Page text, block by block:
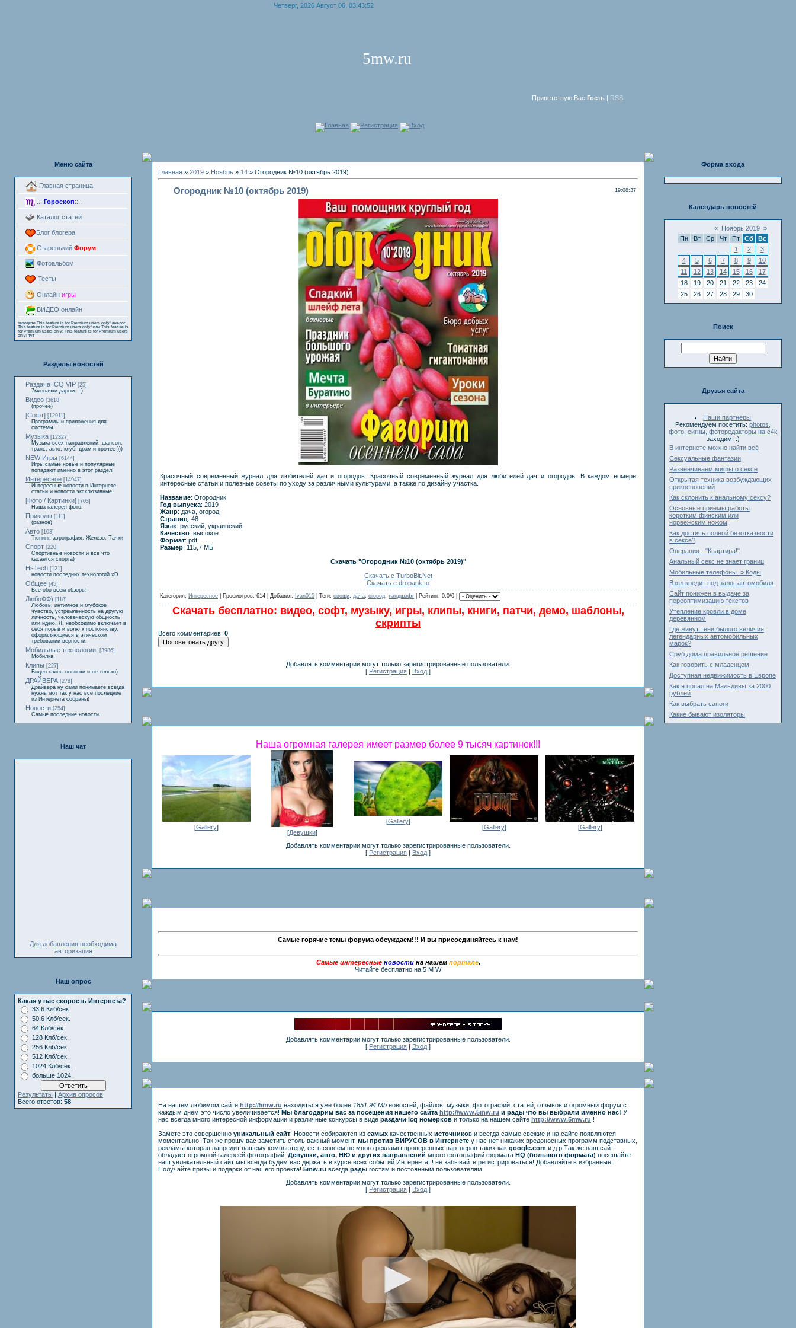
Четверг, 2026 Август 06, 03:43:52
5mw.ru
Приветствую Вас Гость | RSS
Главная Регистрация Вход
Меню сайта
Главная страница
..:: Гороскоп::..
Каталог статей
Блог блогера
Старенький Форум
Фотоальбом
Тесты
Онлайн игры
ВИДЕО онлайн
заходите This feature is for Premium users only! аналог
This feature is for Premium users only! или This feature is
for Premium users only! This feature is for Premium users
only! тут
Разделы новостей
Раздача ICQ VIP [25]
7мизначки даром. =)
Видео [3618]
(прочее)
[Софт] [12911]
Программы и приложения для
системы.
Музыка [12327]
Музыка всех направлений, шансон,
транс, авто, клуб, драм и прочее )))
NEW Игры [6144]
Игры самые новые и популярные
попадают именно в этот раздел!
Интересное [14947]
Интересные новости в Интернете
статьи и новости эксклюзивные.
[Фото / Картинки] [703]
Наша галерея фото.
Приколы [111]
(разное)
Авто [103]
Тюнинг, аэрография, Железо, Тачки
Спорт [220]
Спортивные новости и всё что
касается спорта)
Hi-Tech [121]
новости последних технологий xD
Общее [45]
Всё обо всём обзоры!
ЛюбоФФ) [118]
Любовь, интимное и глубокое
чувство, устремлённость на другую
личность, человеческую общность
или идею. Л. необходимо включает в
себя порыв и волю к постоянству,
оформляющиеся в этическом
требовании верности.
Мобильные технологии.
[3986]
Мобилка
Клипы [227]
Видео клипы новинки и не только)
ДРАЙВЕРА [278]
Драйвера ну сами понимаете всегда
нужны вот так у нас все последние
из Интернета собраны)
Новости [254]
Самые последние новости.
Наш чат
Для добавления необходима
авторизация
Наш опрос
Какая у вас скорость Интернета?
33.6 Клб/сек.
50.6 Клб/сек.
64 Клб/сек.
128 Клб/сек.
256 Клб/сек.
512 Клб/сек.
1024 Клб/сек.
больше 1024.
Результаты | Архив опросов
Всего ответов: 58
Главная » 2019 » Ноябрь » 14 » Огородник №10 (октябрь 2019)
Огородник №10 (октябрь 2019) 19:08:37
Красочный современный журнал для любителей дач и огородов. Красочный современный журнал для любителей дач и огородов. В каждом номере
интересные статьи и полезные советы по уходу за различными культурами, а также по дизайну участка.
Название: Огородник
Год выпуска: 2019
Жанр: дача, огород
Страниц: 48
Язык: русский, украинский
Качество: высокое
Формат: pdf
Размер: 115,7 МБ
Скачать "Огородник №10 (октябрь 2019)"
Скачать с TurboBit.Net
Скачать с dropapk.to
Категория: Интересное | Просмотров: 614 | Добавил: Ivan015 | Теги: овощи, дача, огород, ландшафт | Рейтинг: 0.0/0 |
Скачать бесплатно: видео, софт, музыку, игры, клипы, книги, патчи, демо, шаблоны,
скрипты
Всего комментариев: 0
Добавлять комментарии могут только зарегистрированные пользователи.
[ Регистрация | Вход ]
Наша огромная галерея имеет размер более 9 тысяч картинок!!!
[Gallery]
[Девушки]
[Gallery]
[Gallery] [Gallery]
Добавлять комментарии могут только зарегистрированные пользователи.
[ Регистрация Вход ]
Самые горячие темы форума обсуждаем!!! И вы присоединяйтесь к нам!
Самые интересные новости на нашем портале.
Читайте бесплатно на 5 M W
Добавлять комментарии могут только зарегистрированные пользователи.
[ Регистрация Вход ]
На нашем любимом сайте http://5mw.ru находиться уже более 1851.94 Mb новостей, файлов, музыки, фотографий, статей, отзывов и огромный форум с
каждым днём это число увеличивается! Мы благодарим вас за посещения нашего сайта http://www.5mw.ru и рады что вы выбрали именно нас! У
нас всегда много интересной информации и различные конкурсы в виде раздачи icq номерков и только на нашем сайте http://www.5mw.ru !
Замете это совершенно уникальный сайт! Новости собираются из самых качественных источников и всегда самые свежие и на сайте появляются
моментально! Так же прошу вас заметить столь важный момент, мы против ВИРУСОВ в Интернете у нас нет никаких вредоносных программ подставных,
рекламы которая навредит вашему компьютеру, есть совсем не много рекламы проверенных партнеров таких как google.com и д.р Так же наш сайт
обладает огромной галереей фотографий: Девушки, авто, НЮ и других направлений много фотографий формата HQ (большого формата) посещайте
наш увлекательный сайт мы всегда будем вас держать в курсе всех событий Интернета!!! не забывайте регистрироваться! Добавляйте в избранные!
Получайте призы и подарки от нашего проекта! 5mw.ru всегда рады гостям и постоянным пользователям!
Добавлять комментарии могут только зарегистрированные пользователи.
[ Регистрация | Вход ]
Форма входа
Календарь новостей
« Ноябрь 2019 »
Пн
Вт Ср Чт Пт Сб
Вс
1
2
3
4
5 6 7 8 9
10
11
12 13 14 15 16
17
18
19 20 21 22 23
24
25
26 27 28 29 30
Поиск
Друзья сайта
Наши партнеры
Рекомендуем посетить: photos,
фото, сигны, фоторедакторы на c4k
заходим! :)
В интернете можно найти всё
Сексуальные фантазии
Развенчиваем мифы о сексе
Открытая техника возбуждающих
прикосновений
Как склонить к анальному сексу?
Основные приемы работы
коротким финским или
норвежским ножом
Как достичь полной безотказности
в сексе?
Операция - "Квартира!"
Анальный секс не знает границ
Мобильные телефоны. » Коды
Взял кредит под залог автомобиля
Сайт понижен в выдаче за
переоптимизацию текстов
Утепление кровли в доме
деревянном
Где живут тени былого величия
легендарных автомобильных
марок?
Сруб дома правильное решение
Как говорить с младенцем
Доступная недвижимость в Европе
Как я попал на Мальдивы за 2000
рублей
Как выбрать сапоги
Какие бывают изоляторы